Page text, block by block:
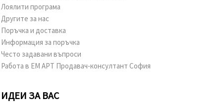
Лоялити програма
Другите за нас
Поръчка и доставка
Информация за поръчка
Често задавани въпроси
Работа в ЕМ АРТ Продавач-консултант София
ИДЕИ ЗА ВАС